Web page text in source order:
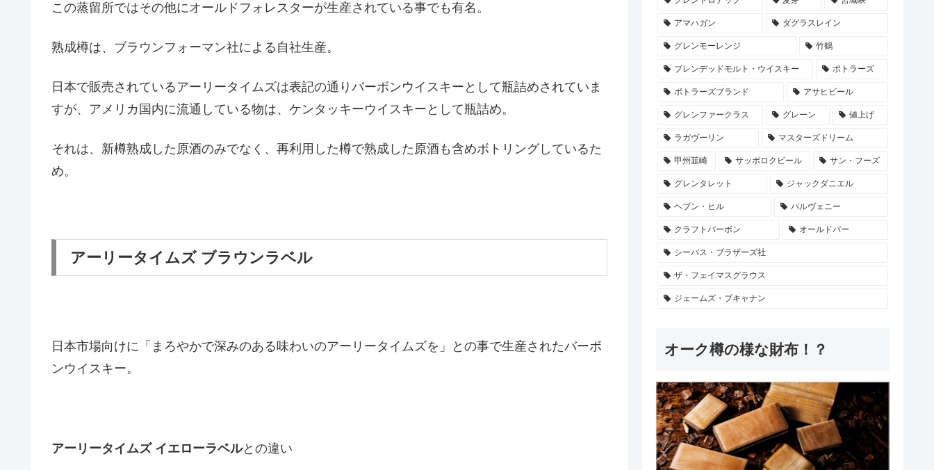
この蒸留所ではその他にオールドフォレスターが生産されている事でも有名。
熟成樽は、ブラウンフォーマン社による自社生産。
日本で販売されているアーリータイムズは表記の通りバーボンウイスキーとして瓶詰めされていま
すが、アメリカ国内に流通している物は、ケンタッキーウイスキーとして瓶詰め。
それは、新樽熟成した原酒のみでなく、再利用した樽で熟成した原酒も含めボトリングしているた
め。
アーリータイムズ ブラウンラベル
日本市場向けに「まろやかで深みのある味わいのアーリータイムズを」との事で生産されたバーボ
ンウイスキー。
アーリータイムズ イエローラベルとの違い
アマハガン ダグラスレイン
グレンモーレンジ 竹鶴
ブレンデッドモルト・ウイスキー ボトラーズ
ボトラーズブランド アサヒビール
グレンファークラス グレーン 値上げ
ラガヴーリン マスターズドリーム
甲州韮崎 サッポロクビール サン・フーズ
グレンタレット ジャックダニエル
ヘブン・ヒル バルヴェニー
クラフトバーボン オールドパー
シーバス・ブラザーズ社
ザ・フェイマスグラウス
ジェームズ・ブキャナン
オーク樽の様な財布！？